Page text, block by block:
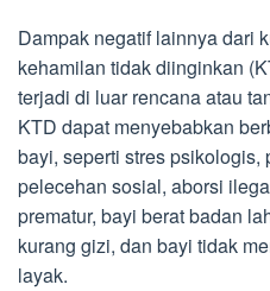
Dampak negatif lainnya dari
kehamilan tidak diinginkan
terjadi di luar rencana atau
KTD dapat menyebabkan
bayi, seperti stres psikologis,
pelecehan sosial, aborsi
prematur, bayi berat badan
kurang gizi, dan bayi tidak
layak.